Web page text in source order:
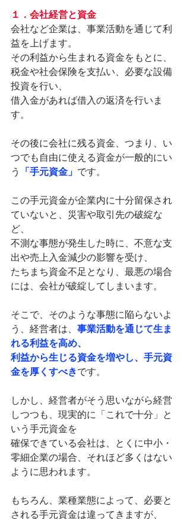
１．会社経営と資金
会社など企業は、事業活動を通じて利
益を上げます。
その利益から生まれる資金をもとに、
税金や社会保険を支払い、必要な設備
投資を行い、
借入金があれば借入の返済を行いま
す。
その後に会社に残る資金、つまり、い
つでも自由に使える資金が一般的にい
う
「手元資金」 です。
この手元資金が企業内に十分留保され
ていないと、災害や取引先の破綻な
ど、
不測な事態が発生した時に、不意な支
出や売上入金減少の影響を受け、
たちまち資金不足となり、最悪の場合
には、会社が破綻してしまいます。
そこで、そのような事態に陥らないよ
う、経営者は、 事業活動を通じて生ま
れる利益を高め、
利益から生じる資金を増やし、手元資
金を厚くすべきです。
しかし、経営者がそう思いながら経営
しつつも、現実的に「これで十分」と
いう手元資金を
確保できている会社は、とくに中小・
零細企業の場合、それほど多くはない
ように思われます。
もちろん、業種業態によって、必要と
される手元資金は違ってきますが、